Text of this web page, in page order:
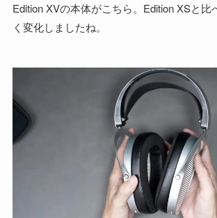
Edition XVの本体がこちら。Edition XSと比
く変化しましたね。